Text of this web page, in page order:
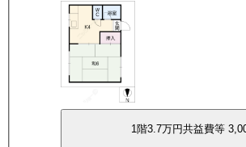
1 階3.7万円共益費等